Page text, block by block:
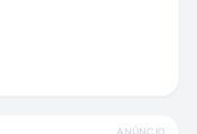
ANÚNCIO